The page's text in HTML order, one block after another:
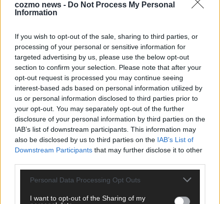
cozmo news - Do Not Process My Personal
Information
If you wish to opt-out of the sale, sharing to third parties, or
processing of your personal or sensitive information for
targeted advertising by us, please use the below opt-out
section to confirm your selection. Please note that after your
opt-out request is processed you may continue seeing
interest-based ads based on personal information utilized by
us or personal information disclosed to third parties prior to
your opt-out. You may separately opt-out of the further
disclosure of your personal information by third parties on the
IAB’s list of downstream participants. This information may
also be disclosed by us to third parties on the IAB’s List of
Downstream Participants that may further disclose it to other
Personal Data Processing Opt Outs
I want to opt-out of the Sharing of my
TOP STORIES
Monaco, Sallys Café, Westernbrauerei – der
Europa-Park 2026 macht vieles neu
Juni 2026
DARA gewinnt verdient, Israel beunruhigend –
unser Kommentar zum ESC 2026
KOMMENTAR
Mai 2026
KOMMENTAR